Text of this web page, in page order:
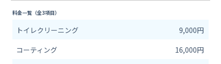
料金一覧（全3項目）
トイレクリーニング
9,000円
コーティング
16,000円